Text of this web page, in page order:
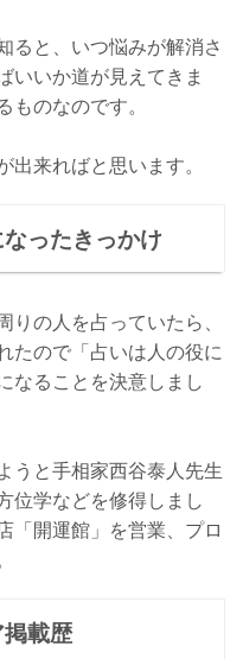
ると、いつ悩みが解消さ
いいか道が見えてきま
のなのです。
来ればと思います。
ったきっかけ
の人を占っていたら、
たので「占いは人の役に
なることを決意しまし
うと手相家西谷泰人先生
位学などを修得しまし
「開運館」を営業、プロ
載歴